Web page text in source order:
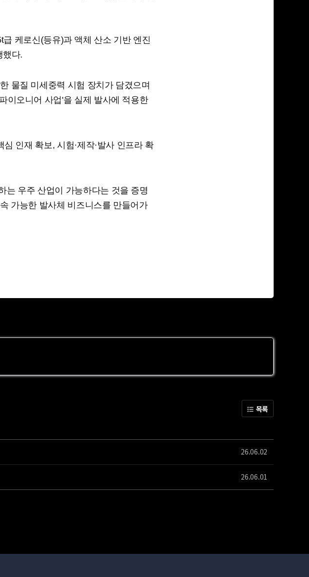
케로신(등유)과 액체 산소 기반 엔진
했다.
물질 미세중력 시험 장치가 담겼으며
이오니어 사업'을 실제 발사에 적용한
인재 확보, 시험·제작·발사 인프라 확
는 우주 산업이 가능하다는 것을 증명
가능한 발사체 비즈니스를 만들어가
목록
26.06.02
26.06.01